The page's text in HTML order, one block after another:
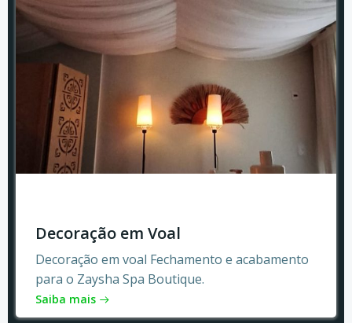
Decoração em Voal
Decoração em voal Fechamento e acabamento
para o Zaysha Spa Boutique.
Saiba mais